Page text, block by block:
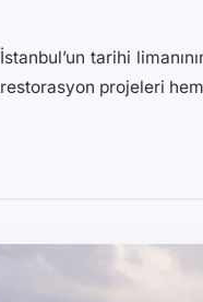
İstanbul’un tarihi
restorasyon projeleri